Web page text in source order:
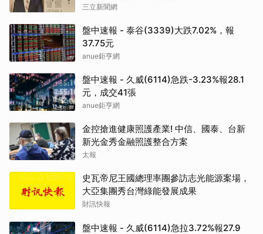
三立新聞網
盤中速報 - 泰谷(3339)大跌7.02%，報
37.75元
anue鉅亨網
盤中速報 - 久威(6114)急跌-3.23%報28.1
元，成交41張
anue鉅亨網
金控搶進健康照護產業! 中信、國泰、台新
新光金秀金融照護整合方案
太報
史瓦帝尼王國總理率團參訪志光能源案場，
大亞集團秀台灣綠能發展成果
財訊快報
盤中速報 - 久威(6114)急拉3.72%報27.9